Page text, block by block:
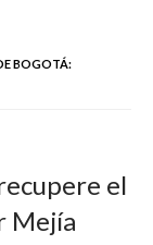
BOGOTÁ:
el
Mejía